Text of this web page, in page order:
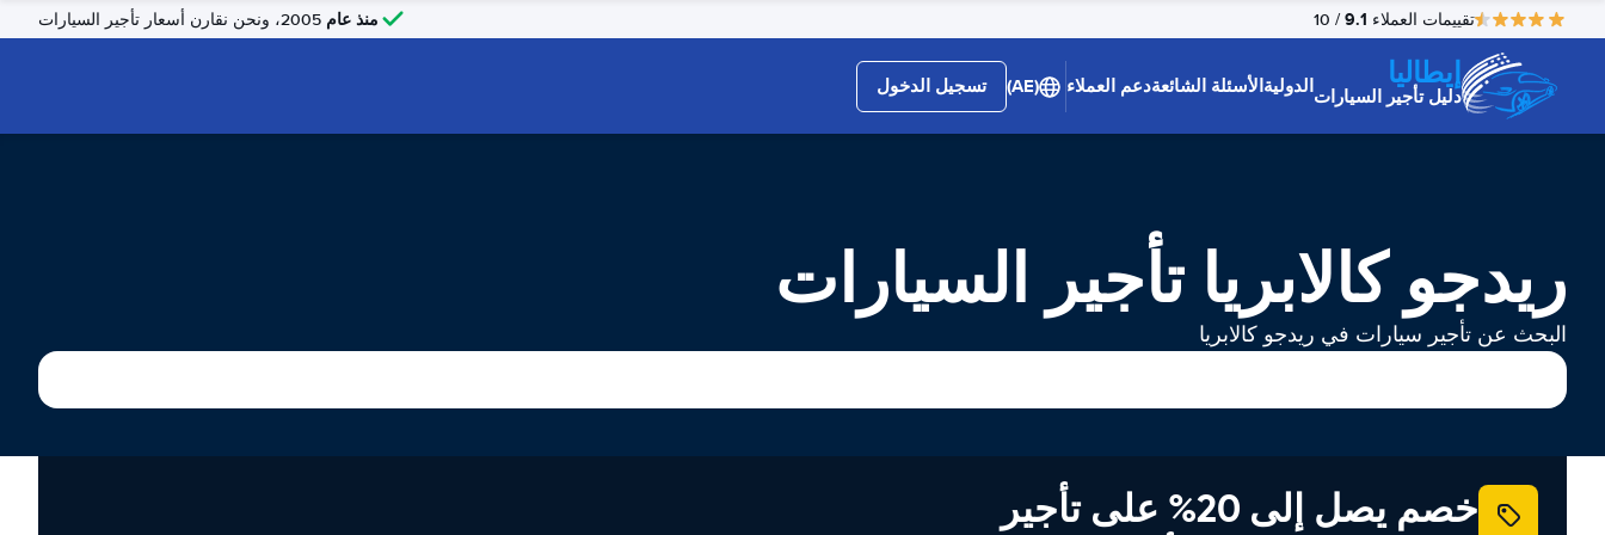
تقييمات العملاء 9.1
/ 10 منذ عام
إيطاليا
دليل تأجير السياراتالدوليةالأسئلة الشائعةدعم العملاء (AE) تسجيل الدخول
ريدجو كالابريا تأجير السيارات
البحث عن تأجير سيارات في ريدجو كالابريا
خصم يصل إلى 20% على تأجير